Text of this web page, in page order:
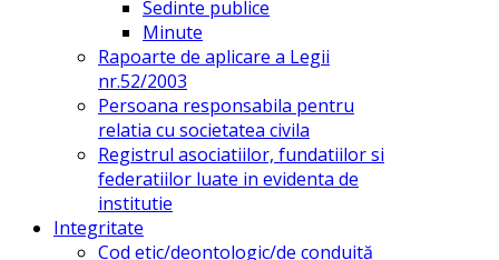
Sedinte publice
Minute
Rapoarte de aplicare a Legii
nr.52/2003
Persoana responsabila pentru
relatia cu societatea civila
Registrul asociatiilor, fundatiilor si
federatiilor luate in evidenta de
institutie
Integritate
Cod etic/deontologic/de conduită